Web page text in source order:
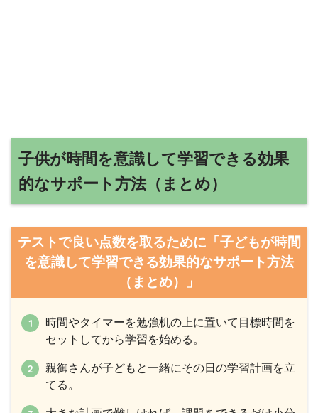
子供が時間を意識して学習できる効果
的なサポート方法（まとめ）
テストで良い点数を取るために「子どもが時間
を意識して学習できる効果的なサポート方法
（まとめ）」
時間やタイマーを勉強机の上に置いて目標時間を
セットしてから学習を始める。
親御さんが子どもと一緒にその日の学習計画を立
てる。